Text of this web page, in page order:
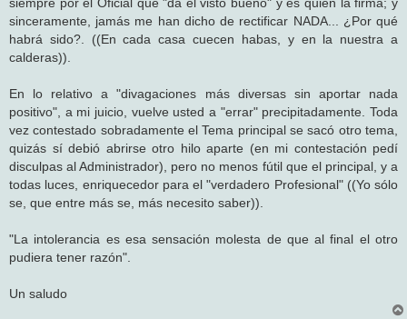
sinceramente, jamás me han dicho de rectificar NADA... ¿Por qué
habrá sido?. ((En cada casa cuecen habas, y en la nuestra a
calderas)).
En lo relativo a "divagaciones más diversas sin aportar nada
positivo", a mi juicio, vuelve usted a "errar" precipitadamente. Toda
vez contestado sobradamente el Tema principal se sacó otro tema,
quizás sí debió abrirse otro hilo aparte (en mi contestación pedí
disculpas al Administrador), pero no menos fútil que el principal, y a
todas luces, enriquecedor para el "verdadero Profesional" ((Yo sólo
se, que entre más se, más necesito saber)).
"La intolerancia es esa sensación molesta de que al final el otro
pudiera tener razón".
Un saludo